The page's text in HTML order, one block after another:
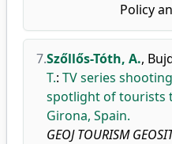
Policy
7.Szőllős-Tóth, A.,
T.: TV series
spotlight of tourists
Girona, Spain.
GEOJ TOURISM